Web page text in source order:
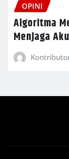
OPINI
Algoritma
Menjaga